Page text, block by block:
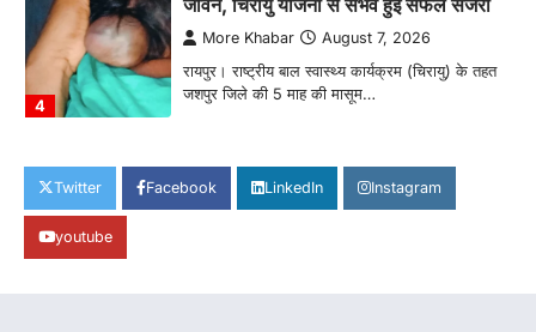
4
जीवन, चिरायु योजना से संभव हुई सफल सर्जरी
More Khabar August 7, 2026
रायपुर। राष्ट्रीय बाल स्वास्थ्य कार्यक्रम (चिरायु) के तहत
जशपुर जिले की 5 माह की मासूम…
CG: छिपली की दीदियों का कमाल, बकरी
पालन से बढ़ी आय और मजबूत हुआ आत्मविश्वास
बनाने की दिशा में जिले के नगरी…
Twitter Facebook LinkedIn Instagram
youtube